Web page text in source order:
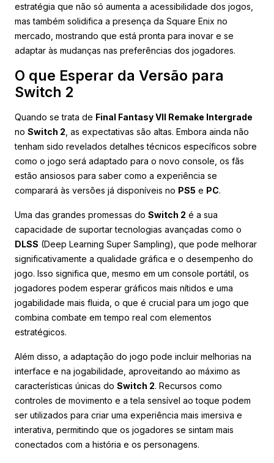
estratégia que não só aumenta a acessibilidade dos jogos,
mas também solidifica a presença da Square Enix no
mercado, mostrando que está pronta para inovar e se
adaptar às mudanças nas preferências dos jogadores.
O que Esperar da Versão para
Switch 2
Quando se trata de Final Fantasy VII Remake Intergrade
no Switch 2 , as expectativas são altas. Embora ainda não
tenham sido revelados detalhes técnicos específicos sobre
como o jogo será adaptado para o novo console, os fãs
estão ansiosos para saber como a experiência se
comparará às versões já disponíveis no PS5 e PC.
Uma das grandes promessas do Switch 2 é a sua
capacidade de suportar tecnologias avançadas como o
DLSS (Deep Learning Super Sampling), que pode melhorar
significativamente a qualidade gráfica e o desempenho do
jogo. Isso significa que, mesmo em um console portátil, os
jogadores podem esperar gráficos mais nítidos e uma
jogabilidade mais fluida, o que é crucial para um jogo que
combina combate em tempo real com elementos
estratégicos.
Além disso, a adaptação do jogo pode incluir melhorias na
interface e na jogabilidade, aproveitando ao máximo as
características únicas do Switch 2. Recursos como
controles de movimento e a tela sensível ao toque podem
ser utilizados para criar uma experiência mais imersiva e
interativa, permitindo que os jogadores se sintam mais
conectados com a história e os personagens.